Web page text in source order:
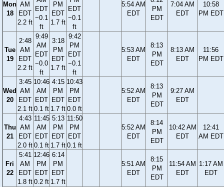
Mon
18
AM
EDT
2.2 ft
EDT
−0.1
ft
PM
EDT
1.7 ft
EDT
−0.1
ft
5:54 AM
EDT
PM
EDT
7:04 AM
EDT
10:58
PM EDT
Tue
19
2:48
AM
EDT
2.2 ft
9:49
AM
EDT
−0.0
ft
3:18
PM
EDT
1.7 ft
9:42
PM
EDT
−0.1
ft
5:53 AM
EDT
8:13
PM
EDT
8:13 AM
EDT
11:56
PM EDT
Wed
20
3:45
AM
EDT
2.1 ft
10:46
AM
EDT
0.1 ft
4:15
PM
EDT
1.7 ft
10:43
PM
EDT
0.0 ft
5:52 AM
EDT
8:13
PM
EDT
9:27 AM
EDT
Thu
21
4:43
AM
EDT
2.0 ft
11:45
AM
EDT
0.1 ft
5:13
PM
EDT
1.7 ft
11:50
PM
EDT
0.1 ft
5:52 AM
EDT
8:14
PM
EDT
10:42 AM
EDT
12:41
AM EDT
Fri
22
5:41
AM
EDT
1.8 ft
12:46
PM
EDT
0.2 ft
6:14
PM
EDT
1.7 ft
5:51 AM
EDT
8:15
PM
EDT
11:54 AM
EDT
1:17 AM
EDT